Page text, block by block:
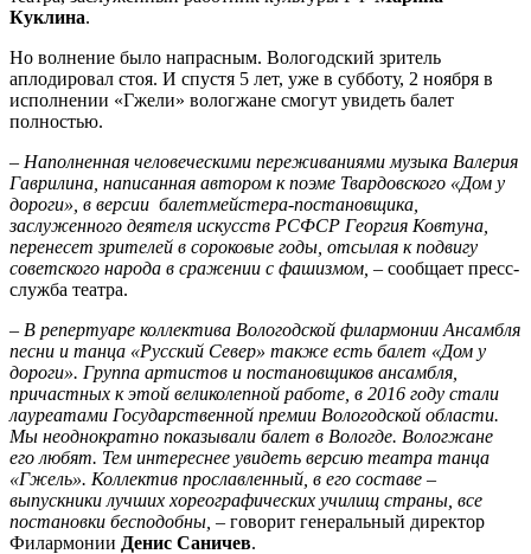
Куклина.
Но волнение было напрасным. Вологодский зритель
аплодировал стоя. И спустя 5 лет, уже в субботу, 2 ноября в
исполнении «Гжели» вологжане смогут увидеть балет
полностью.
– Наполненная человеческими переживаниями музыка Валерия
Гаврилина, написанная автором к поэме Твардовского «Дом у
дороги», в версии балетмейстера-постановщика,
заслуженного деятеля искусств РСФСР Георгия Ковтуна,
перенесет зрителей в сороковые годы, отсылая к подвигу
советского народа в сражении с фашизмом, – сообщает пресс-
служба театра.
– В репертуаре коллектива Вологодской филармонии Ансамбля
песни и танца «Русский Север» также есть балет «Дом у
дороги». Группа артистов и постановщиков ансамбля,
причастных к этой великолепной работе, в 2016 году стали
лауреатами Государственной премии Вологодской области.
Мы неоднократно показывали балет в Вологде. Вологжане
его любят. Тем интереснее увидеть версию театра танца
«Гжель». Коллектив прославленный, в его составе –
выпускники лучших хореографических училищ страны, все
постановки бесподобны, – говорит генеральный директор
Филармонии Денис Саничев.